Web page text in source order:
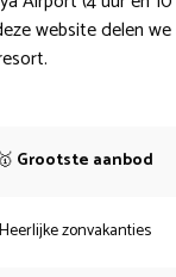
website delen
🥇 Grootste aanbod
Heerlijke zonvakanties